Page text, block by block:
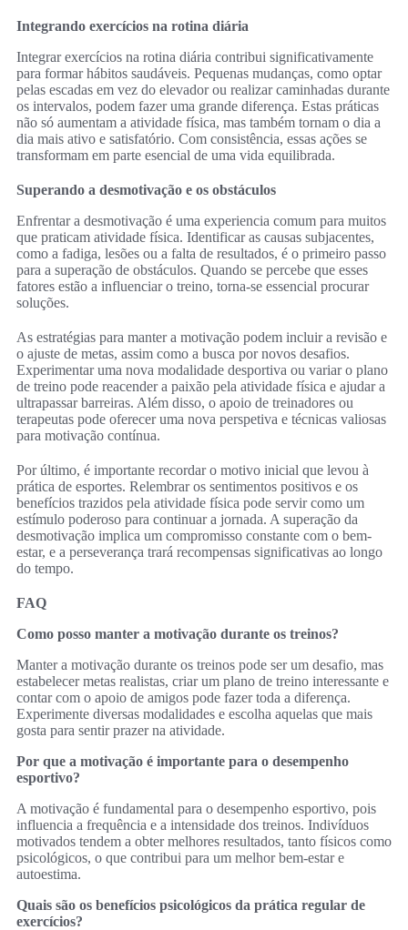
Integrando exercícios na rotina diária
Integrar exercícios na rotina diária contribui significativamente
para formar hábitos saudáveis. Pequenas mudanças, como optar
pelas escadas em vez do elevador ou realizar caminhadas durante
os intervalos, podem fazer uma grande diferença. Estas práticas
não só aumentam a atividade física, mas também tornam o dia a
dia mais ativo e satisfatório. Com consistência, essas ações se
transformam em parte esencial de uma vida equilibrada.
Superando a desmotivação e os obstáculos
Enfrentar a desmotivação é uma experiencia comum para muitos
que praticam atividade física. Identificar as causas subjacentes,
como a fadiga, lesões ou a falta de resultados, é o primeiro passo
para a superação de obstáculos. Quando se percebe que esses
fatores estão a influenciar o treino, torna-se essencial procurar
soluções.
As estratégias para manter a motivação podem incluir a revisão e
o ajuste de metas, assim como a busca por novos desafios.
Experimentar uma nova modalidade desportiva ou variar o plano
de treino pode reacender a paixão pela atividade física e ajudar a
ultrapassar barreiras. Além disso, o apoio de treinadores ou
terapeutas pode oferecer uma nova perspetiva e técnicas valiosas
para motivação contínua.
Por último, é importante recordar o motivo inicial que levou à
prática de esportes. Relembrar os sentimentos positivos e os
benefícios trazidos pela atividade física pode servir como um
estímulo poderoso para continuar a jornada. A superação da
desmotivação implica um compromisso constante com o bem-
estar, e a perseverança trará recompensas significativas ao longo
do tempo.
FAQ
Como posso manter a motivação durante os treinos?
Manter a motivação durante os treinos pode ser um desafio, mas
estabelecer metas realistas, criar um plano de treino interessante e
contar com o apoio de amigos pode fazer toda a diferença.
Experimente diversas modalidades e escolha aquelas que mais
gosta para sentir prazer na atividade.
Por que a motivação é importante para o desempenho
esportivo?
A motivação é fundamental para o desempenho esportivo, pois
influencia a frequência e a intensidade dos treinos. Indivíduos
motivados tendem a obter melhores resultados, tanto físicos como
psicológicos, o que contribui para um melhor bem-estar e
autoestima.
Quais são os benefícios psicológicos da prática regular de
exercícios?